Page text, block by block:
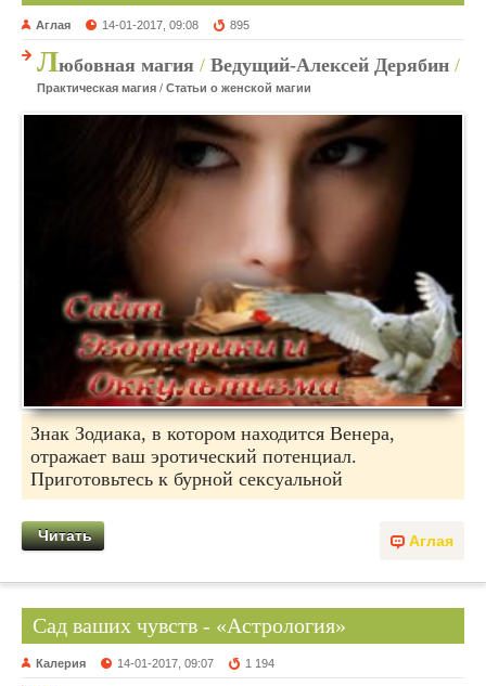
Аглая 14-01-2017, 09:08 895
Любовная магия / Ведущий-Алексей Дерябин /
Практическая магия / Статьи о женской магии
Знак Зодиака, в котором находится Венера,
отражает ваш эротический потенциал.
Приготовьтесь к бурной сексуальной
Аглая
Читать
Сад ваших чувств - «Астрология»
Калерия 14-01-2017, 09:07 1 194